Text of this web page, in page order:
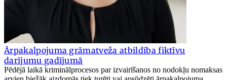
Ārpakalpojuma grāmatveža atbildība fiktīvu
darījumu gadījumā
Pēdējā laikā kriminālprocesos par izvairīšanos no nodokļu nomaksas